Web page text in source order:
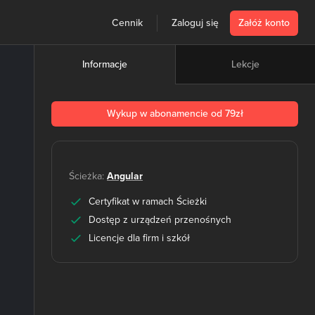
Cennik Zaloguj się Załóż konto
Informacje Lekcje
Wykup w abonamencie od 79zł
Ścieżka: Angular
Certyfikat w ramach Ścieżki
Dostęp z urządzeń przenośnych
Licencje dla firm i szkół